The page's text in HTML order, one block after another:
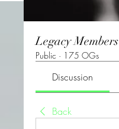
Legacy Members
Public · 175 OGs
Discussion
Back